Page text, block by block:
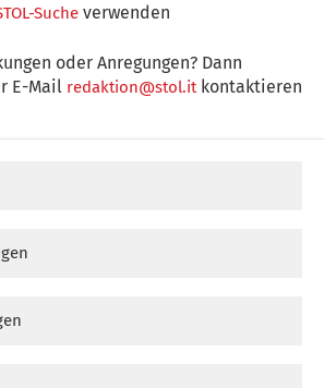
Suche verwenden
oder Anregungen? Dann
E-Mail redaktion@stol.itkontaktieren